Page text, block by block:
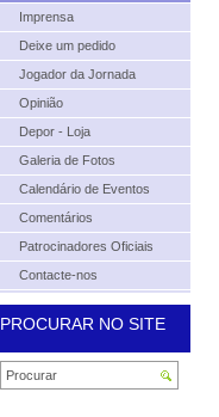
Imprensa
Deixe um pedido
Jogador da Jornada
Opinião
Depor - Loja
Galeria de Fotos
Calendário de Eventos
Comentários
Patrocinadores Oficiais
Contacte-nos
PROCURAR NO SITE